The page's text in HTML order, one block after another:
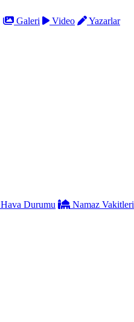
Galeri Video
Yazarlar
Hava Durumu Namaz Vakitleri